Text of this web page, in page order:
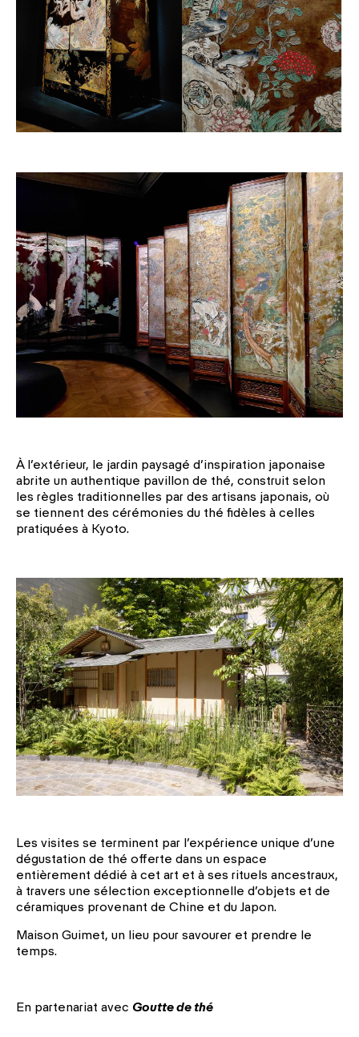
À l’extérieur, le jardin paysagé d’inspiration japonaise
abrite un authentique pavillon de thé, construit selon
les règles traditionnelles par des artisans japonais, où
se tiennent des cérémonies du thé fidèles à celles
pratiquées à Kyoto.
Les visites se terminent par l’expérience unique d’une
dégustation de thé offerte dans un espace
entièrement dédié à cet art et à ses rituels ancestraux,
à travers une sélection exceptionnelle d’objets et de
céramiques pro­venant de Chine et du Japon.
Maison Guimet, un lieu pour savourer et prendre le
temps.
En partenariat avec Goutte de thé